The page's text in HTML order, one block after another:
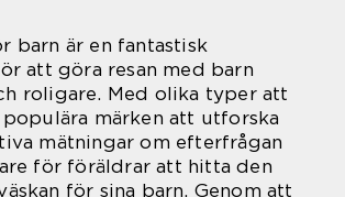
barn är en fantastisk
att göra resan med barn
roligare. Med olika typer att
populära märken att utforska
mätningar om efterfrågan
för föräldrar att hitta den
för sina barn. Genom att